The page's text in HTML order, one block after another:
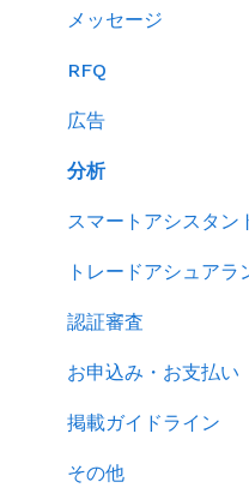
RFQを使ってバイヤ
キーワード広告を利
サイトパフォーマン
メッセージ
RFQ
広告
分析
スマートアシスタン
トレードアシュアラ
認証審査
お申込み・お支払い
掲載ガイドライン
その他